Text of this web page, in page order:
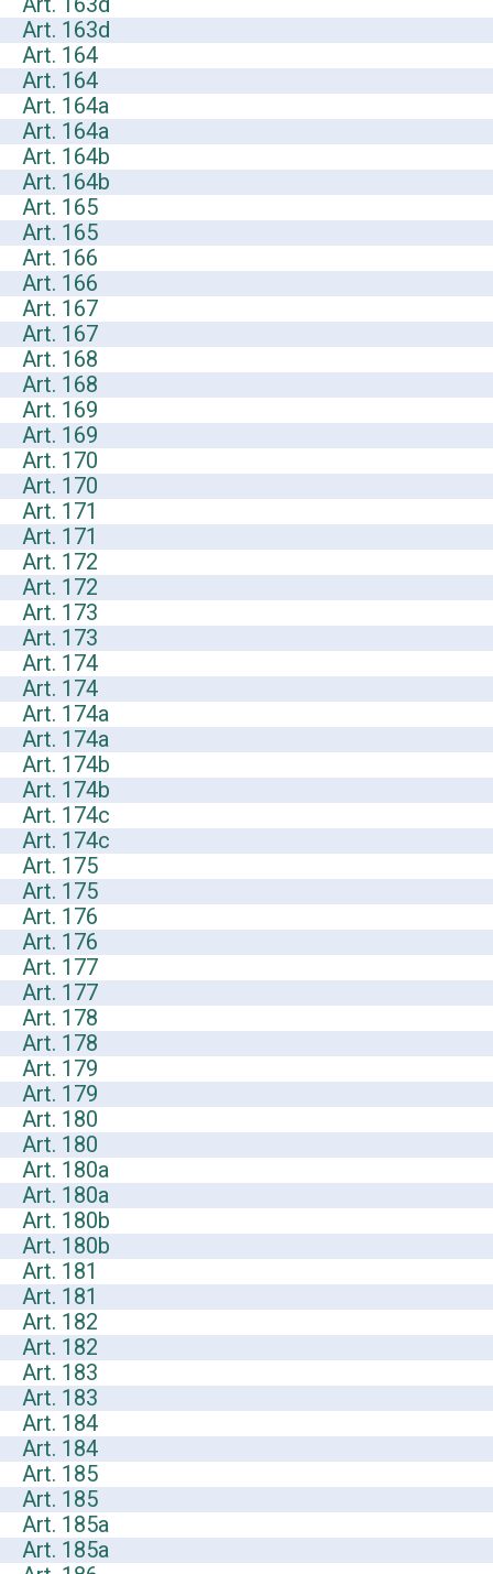
Art. 163d
Art. 164
Art. 164
Art. 164a
Art. 164a
Art. 164b
Art. 164b
Art. 165
Art. 165
Art. 166
Art. 166
Art. 167
Art. 167
Art. 168
Art. 168
Art. 169
Art. 169
Art. 170
Art. 170
Art. 171
Art. 171
Art. 172
Art. 172
Art. 173
Art. 173
Art. 174
Art. 174
Art. 174a
Art. 174a
Art. 174b
Art. 174b
Art. 174c
Art. 174c
Art. 175
Art. 175
Art. 176
Art. 176
Art. 177
Art. 177
Art. 178
Art. 178
Art. 179
Art. 179
Art. 180
Art. 180
Art. 180a
Art. 180a
Art. 180b
Art. 180b
Art. 181
Art. 181
Art. 182
Art. 182
Art. 183
Art. 183
Art. 184
Art. 184
Art. 185
Art. 185
Art. 185a
Art. 185a